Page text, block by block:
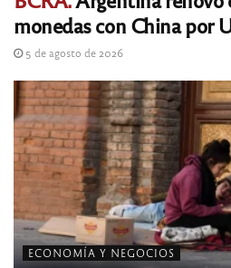
monedas con China por
5 de agosto de 2026
ECONOMÍA Y NEGOCIOS